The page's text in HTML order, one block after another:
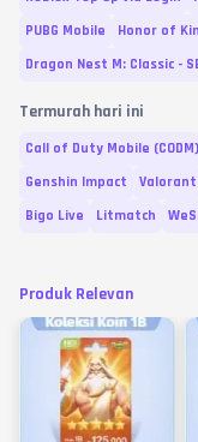
PUBG Mobile
Honor of
Dragon Nest M: Classic -
Termurah hari ini
Call of Duty Mobile (CODM)
Genshin Impact
Valorant
Bigo Live
Litmatch
Produk Relevan